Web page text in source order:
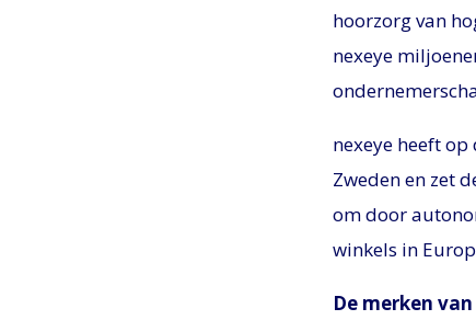
hoorzorg van
nexeye
nexeye heeft
Zweden en zet
om door
winkels in
De merken